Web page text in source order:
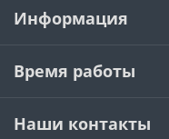
Информация
Время работы
Наши контакты